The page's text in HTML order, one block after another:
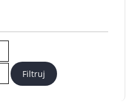
Filtruj